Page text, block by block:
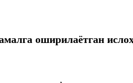
оширилаётган